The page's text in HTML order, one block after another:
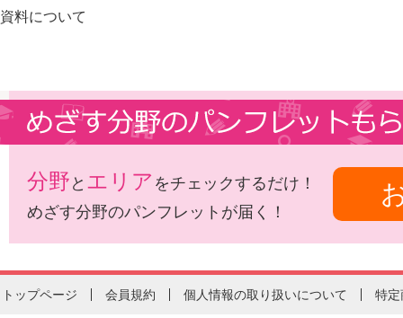
資料について
分野 と エリア をチェックするだけ！
めざす分野のパンフレットが届く！
トップページ 会員規約 個人情報の取り扱いについて 特定